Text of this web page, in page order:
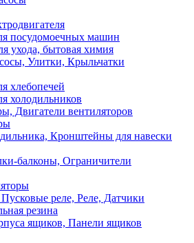
посудомоечных машин
ухода, бытовая химия
Улитки, Крыльчатки
хлебопечей
холодильников
Двигатели вентиляторов
Кронштейны для навески
балконы, Ограничители
реле, Реле, Датчики
резина
ящиков, Панели ящиков